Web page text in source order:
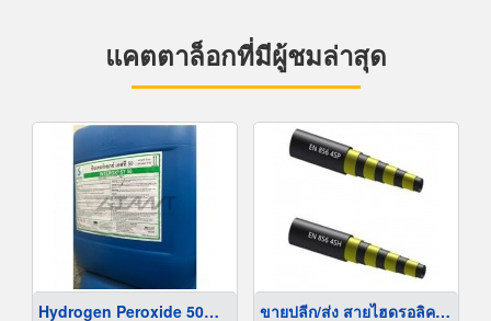
แคตตาล็อกที่มีผู้ชมล่าสุด
Hydrogen Peroxide 50% ไฮโดรเจน เปอร์ออกไซด์ ขายปลีก/ส่ง สายไฮดรอลิคลวด4ชั้น 4SP, 4SH